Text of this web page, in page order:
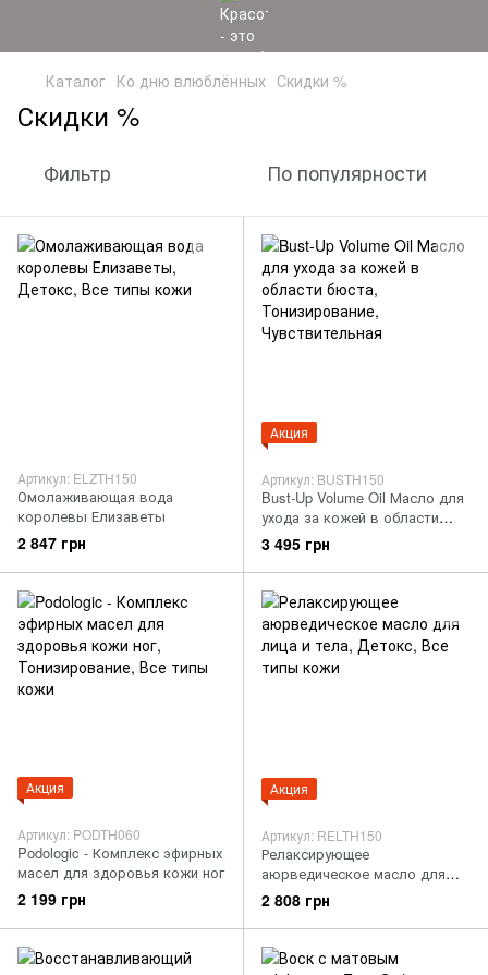
Каталог Ко дню влюблённых Скидки %
Скидки %
Фильтр По популярности
Артикул: ELZTH150
Омолаживающая вода
королевы Елизаветы
2 847 грн
Акция
Артикул: BUSTH150
Bust-Up Volume Oil Масло для
ухода за кожей в области
бюста
3 495 грн
Акция
Артикул: PODTH060
Podologic - Комплекс эфирных
масел для здоровья кожи ног
2 199 грн
Акция
Артикул: RELTH150
Релаксирующее
аюрведическое масло для
лица и тела
2 808 грн